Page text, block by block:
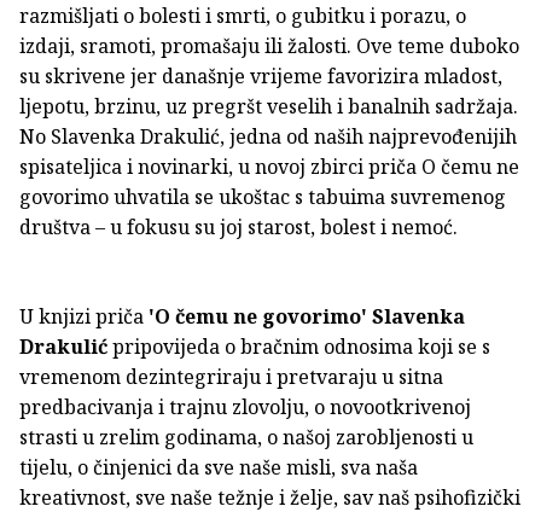
razmišljati o bolesti i smrti, o gubitku i porazu, o
izdaji, sramoti, promašaju ili žalosti. Ove teme duboko
su skrivene jer današnje vrijeme favorizira mladost,
ljepotu, brzinu, uz pregršt veselih i banalnih sadržaja.
No Slavenka Drakulić, jedna od naših najprevođenijih
spisateljica i novinarki, u novoj zbirci priča O čemu ne
govorimo uhvatila se ukoštac s tabuima suvremenog
društva – u fokusu su joj starost, bolest i nemoć.
U knjizi priča 'O čemu ne govorimo' Slavenka
Drakulićpripovijeda o bračnim odnosima koji se s
vremenom dezintegriraju i pretvaraju u sitna
predbacivanja i trajnu zlovolju, o novootkrivenoj
strasti u zrelim godinama, o našoj zarobljenosti u
tijelu, o činjenici da sve naše misli, sva naša
kreativnost, sve naše težnje i želje, sav naš psihofizički